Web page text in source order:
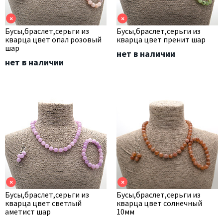
×
Бусы,браслет,серьги из
кварца цвет опал розовый
шар
нет в наличии
×
Бусы,браслет,серьги из
кварца цвет пренит шар
нет в наличии
×
Бусы,браслет,серьги из
кварца цвет светлый
аметист шар
×
Бусы,браслет,серьги из
кварца цвет солнечный
10мм